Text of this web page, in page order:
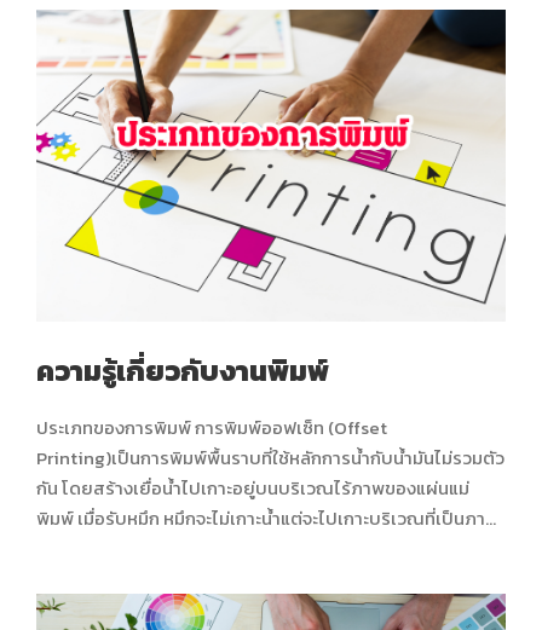
ความรู้เกี่ยวกับงานพิมพ์
ประเภทของการพิมพ์ การพิมพ์ออฟเซ็ท (Offset
Printing)เป็นการพิมพ์พื้นราบที่ใช้หลักการน้ำกับน้ำมันไม่รวมตัว
กัน โดยสร้างเยื่อน้ำไปเกาะอยู่บนบริเวณไร้ภาพของแผ่นแม่
พิมพ์ เมื่อรับหมึก หมึกจะไม่เกาะน้ำแต่จะไปเกาะบริเวณที่เป็นภาพ
มีหลายขนาด มีทั้งเครื่องพิมพ์ 1 สี 2 สี 4...